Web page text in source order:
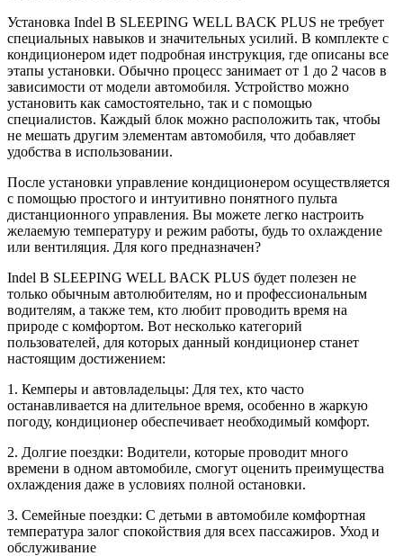
Установка Indel B SLEEPING WELL BACK PLUS не требует
специальных навыков и значительных усилий. В комплекте с
кондиционером идет подробная инструкция, где описаны все
этапы установки. Обычно процесс занимает от 1 до 2 часов в
зависимости от модели автомобиля. Устройство можно
установить как самостоятельно, так и с помощью
специалистов. Каждый блок можно расположить так, чтобы
не мешать другим элементам автомобиля, что добавляет
удобства в использовании.
После установки управление кондиционером осуществляется
с помощью простого и интуитивно понятного пульта
дистанционного управления. Вы можете легко настроить
желаемую температуру и режим работы, будь то охлаждение
или вентиляция. Для кого предназначен?
Indel B SLEEPING WELL BACK PLUS будет полезен не
только обычным автолюбителям, но и профессиональным
водителям, а также тем, кто любит проводить время на
природе с комфортом. Вот несколько категорий
пользователей, для которых данный кондиционер станет
настоящим достижением:
1. Кемперы и автовладельцы: Для тех, кто часто
останавливается на длительное время, особенно в жаркую
погоду, кондиционер обеспечивает необходимый комфорт.
2. Долгие поездки: Водители, которые проводит много
времени в одном автомобиле, смогут оценить преимущества
охлаждения даже в условиях полной остановки.
3. Семейные поездки: С детьми в автомобиле комфортная
температура залог спокойствия для всех пассажиров. Уход и
обслуживание